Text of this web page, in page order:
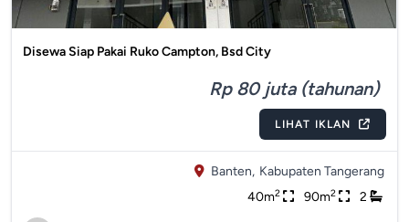
Disewa Siap Pakai Ruko Campton, Bsd City
Rp 80 juta (tahunan)
LIHAT IKLAN
Banten, Kabupaten Tangerang
40m2 90m2 2